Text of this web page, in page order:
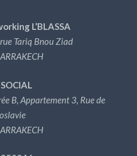
L’BLASSA
Tariq Bnou Ziad
B, Appartement 3, Rue de